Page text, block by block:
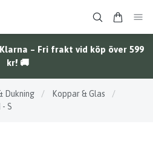
– Fri frakt vid köp över 599
kr! 🚚
Dukning / Koppar & Glas
/
S